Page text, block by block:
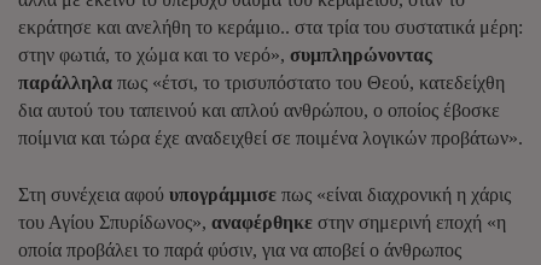
εκράτησε και ανελήθη το κεράμιο.. στα τρία του συστατικά μέρη:
στην φωτιά, το χώμα και το νερό», συμπληρώνοντας
παράλληλα πως «έτσι, το τρισυπόστατο του Θεού, κατεδείχθη
δια αυτού του ταπεινού και απλού ανθρώπου, ο οποίος έβοσκε
ποίμνια και τώρα έχε αναδειχθεί σε ποιμένα λογικών προβάτων».
Στη συνέχεια αφού υπογράμμισε πως «είναι διαχρονική η χάρις
του Αγίου Σπυρίδωνος», αναφέρθηκε στην σημερινή εποχή «η
οποία προβάλει το παρά φύσιν, για να αποβεί ο άνθρωπος